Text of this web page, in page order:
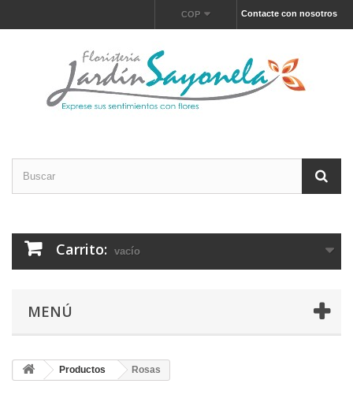
Contacte con nosotros
COP
Carrito: vacío
MENÚ
Productos Rosas